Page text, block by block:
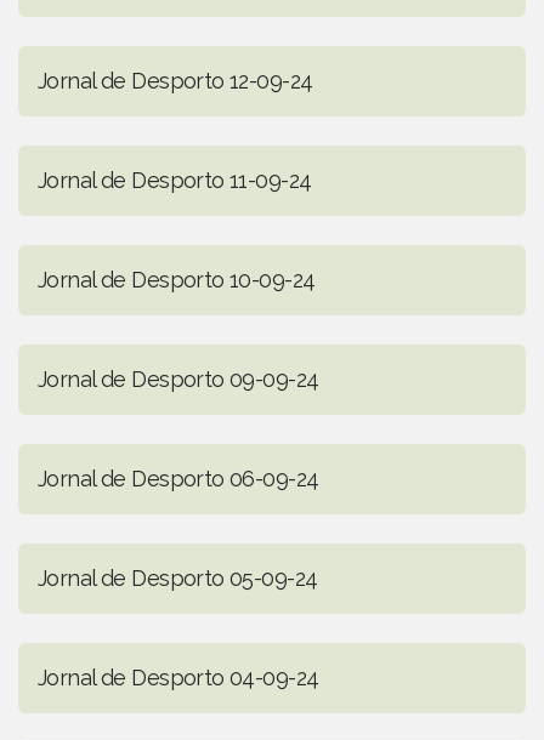
Jornal de Desporto 12-09-24
Jornal de Desporto 11-09-24
Jornal de Desporto 10-09-24
Jornal de Desporto 09-09-24
Jornal de Desporto 06-09-24
Jornal de Desporto 05-09-24
Jornal de Desporto 04-09-24